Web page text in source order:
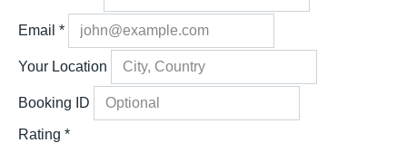
Email *
Your Location
Booking ID
Rating *